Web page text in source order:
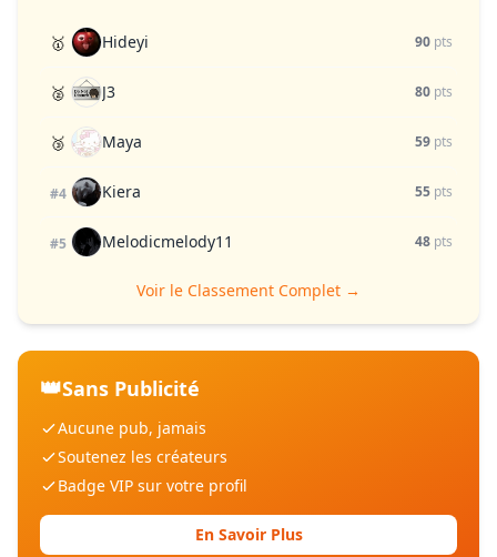
🥇 Hideyi 90 pts
🥈 J3 80 pts
🥉 Maya 59 pts
#4 Kiera 55 pts
#5 Melodicmelody11 48 pts
Voir le Classement Complet →
👑Sans Publicité
Aucune pub, jamais
Soutenez les créateurs
Badge VIP sur votre profil
En Savoir Plus